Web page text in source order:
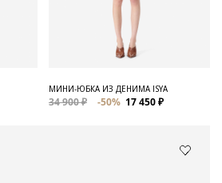
МИНИ-ЮБКА ИЗ ДЕНИМА ISYA
34 900 ₽ -50% 17 450 ₽